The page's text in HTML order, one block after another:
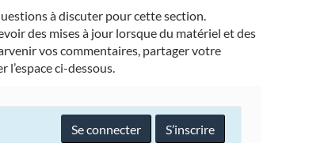
à discuter pour cette section.
des mises à jour lorsque du matériel et des
vos commentaires, partager votre
l’espace ci-dessous.
S’inscrire
Se connecter